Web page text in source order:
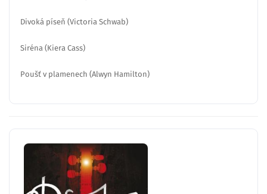
Divoká píseň (Victoria Schwab)
Siréna (Kiera Cass)
Poušť v plamenech (Alwyn Hamilton)